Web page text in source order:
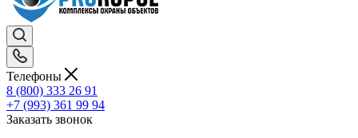
Телефоны
8 (800) 333 26 91
+7 (993) 361 99 94
Заказать звонок